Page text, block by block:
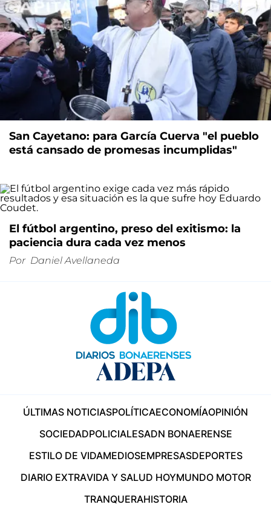
San Cayetano: para García Cuerva "el pueblo
está cansado de promesas incumplidas"
El fútbol argentino, preso del exitismo: la
paciencia dura cada vez menos
Por Daniel Avellaneda
ÚLTIMAS NOTICIASPOLÍTICAECONOMÍAOPINIÓN
SOCIEDADPOLICIALESADN BONAERENSE
ESTILO DE VIDAMEDIOSEMPRESASDEPORTES
DIARIO EXTRAVIDA Y SALUD HOYMUNDO MOTOR
TRANQUERAHISTORIA